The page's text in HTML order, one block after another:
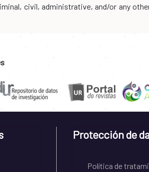
civil, administrative, and/or any
Protección de
Política de